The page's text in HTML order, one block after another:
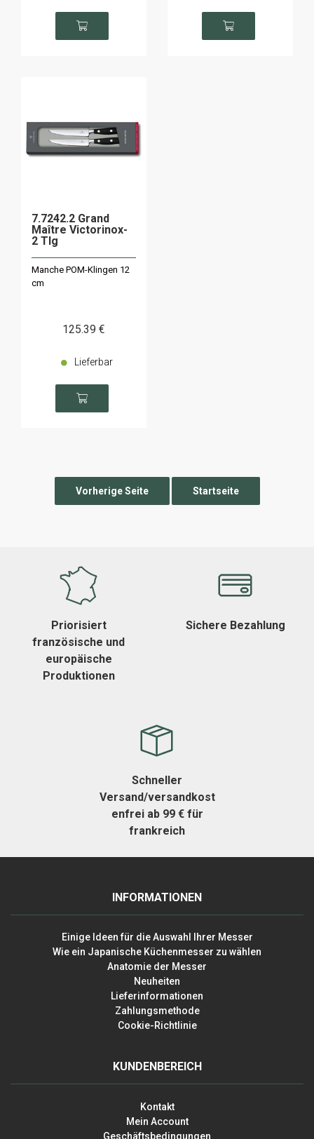
7.7242.2 Grand
Maître Victorinox-
2 Tlg
Manche POM-Klingen 12
cm
125.39 €
Lieferbar
Priorisiert
französische und
europäische
Produktionen
Sichere Bezahlung
Schneller
Versand/versandkost
enfrei ab 99 € für
frankreich
INFORMATIONEN
Einige Ideen für die Auswahl Ihrer Messer
Wie ein Japanische Küchenmesser zu wählen
Anatomie der Messer
Neuheiten
Lieferinformationen
Zahlungsmethode
Cookie-Richtlinie
KUNDENBEREICH
Kontakt
Mein Account
Geschäftsbedingungen